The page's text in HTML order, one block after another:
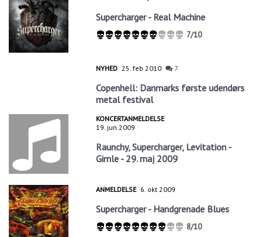
Supercharger - Real Machine
7/10
NYHED 25. feb 2010 7
Copenhell: Danmarks første udendørs
metal festival
KONCERTANMELDELSE
19. jun 2009
Raunchy, Supercharger, Levitation -
Gimle - 29. maj 2009
ANMELDELSE 6. okt 2009
Supercharger - Handgrenade Blues
8/10